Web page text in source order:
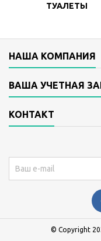
ТУАЛЕТЫ
НАША КОМПАНИЯ
ВАША УЧЕТНАЯ
КОНТАКТ
© Copyright